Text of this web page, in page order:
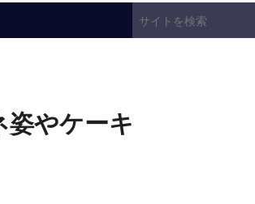
やケーキ